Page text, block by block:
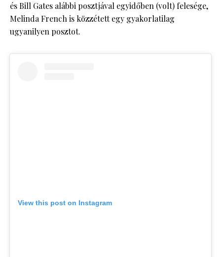
és Bill Gates alábbi posztjával egyidőben (volt) felesége,
Melinda French is közzétett egy gyakorlatilag
ugyanilyen posztot.
View this post on Instagram